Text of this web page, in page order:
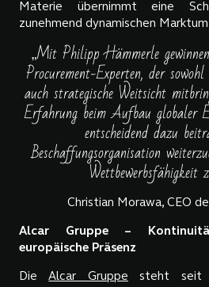
Materie übernimmt eine
zunehmend dynamischen
„Mit Philipp Hämmerle
Procurement-Experten, der
auch strategische Weitsicht
Erfahrung beim Aufbau globaler
entscheidend dazu
Beschaffungsorganisation
Wettbewerbsfähigkeit
Christian Morawa, CEO
Alcar Gruppe –
europäische Präsenz
DieAlcar Gruppe steht seit